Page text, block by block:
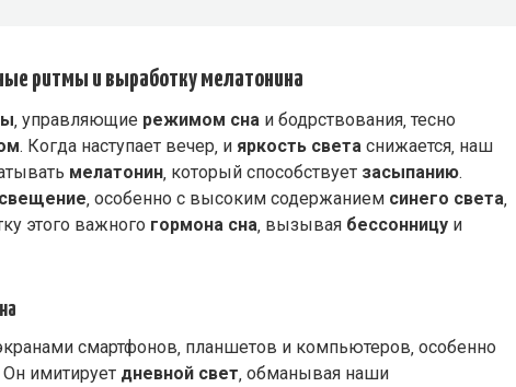
ритмы и выработку мелатонина
‚ управляющие режимом сна и бодрствования‚ тесно
. Когда наступает вечер‚ и яркость света снижается‚ наш
мелатонин‚ который способствует засыпанию.
‚ особенно с высоким содержанием синего света‚
этого важного гормона сна‚ вызывая бессонницу и
смартфонов‚ планшетов и компьютеров‚ особенно
имитирует дневной свет ‚ обманывая наши